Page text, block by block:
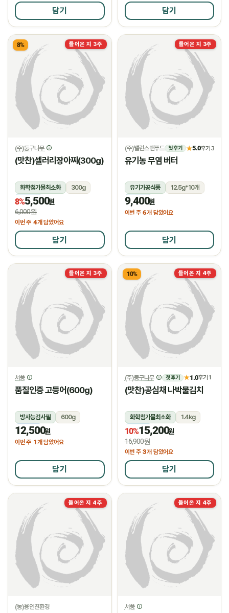
담기 담기
들어온 지 3주
8%
(주)둥구나무
(맛찬)셀러리장아찌(300g)
화학첨가물최소화
300g
냉장
8%5,500원
6,000원
이번 주 4개 담았어요
담기
들어온 지 3주
(주)밸런스앤푸드 첫 후기 ★5.0후기 3
유기농 무염 버터
유기가공식품
12.5g*10개
냉장
9,400원
이번 주 6개 담았어요
담기
들어온 지 3주
서풍
품질인증 고등어(600g)
방사능검사필
600g
냉동
12,500원
이번 주 1개 담았어요
담기
들어온 지 4주
10%
(주)둥구나무 첫 후기 ★1.0후기 1
(맛찬)공심채 나박물김치
화학첨가물최소화
1.4kg
냉장
10%15,200원
16,900원
이번 주 3개 담았어요
담기
들어온 지 4주
(농)용인친환경
들어온 지 4주
서풍